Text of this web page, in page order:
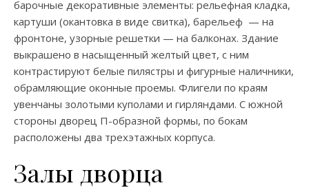
барочные декоративные элементы: рельефная кладка,
картуши (окантовка в виде свитка), барельеф — на
фронтоне, узорные решетки — на балконах. Здание
выкрашено в насыщенный желтый цвет, с ним
контрастируют белые пилястры и фигурные наличники,
обрамляющие оконные проемы. Флигели по краям
увенчаны золотыми куполами и гирляндами. С южной
стороны дворец П-образной формы, по бокам
расположены два трехэтажных корпуса.
Залы дворца